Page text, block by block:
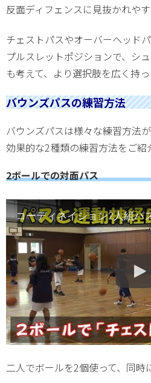
反面ディフェンスに見抜かれやす
チェストパスやオーバーヘッド
プルスレットポジションで、シ
も考えて、より選択肢を広く持
バウンズパスの練習方法
バウンズパスは様々な練習方法
効果的な2種類の練習方法をご紹
2ボールでの対面パス
二人でボールを2個使って、同時